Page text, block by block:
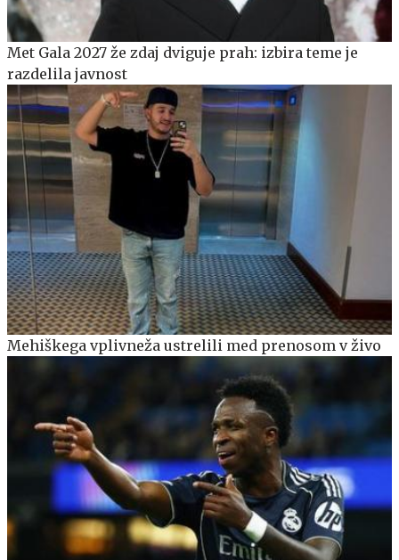
Met Gala 2027 že zdaj dviguje prah: izbira teme je
razdelila javnost
Mehiškega vplivneža ustrelili med prenosom v živo